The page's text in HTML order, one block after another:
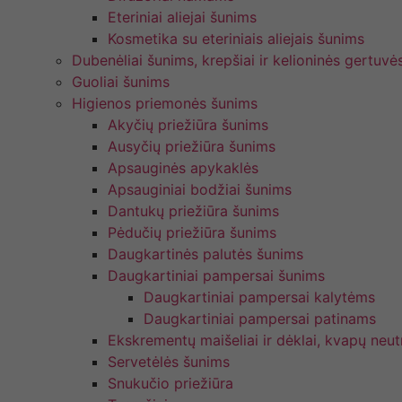
Eteriniai aliejai šunims
Kosmetika su eteriniais aliejais šunims
Dubenėliai šunims, krepšiai ir kelioninės
Guoliai šunims
Higienos priemonės šunims
Akyčių priežiūra šunims
Ausyčių priežiūra šunims
Apsauginės apykaklės
Apsauginiai bodžiai šunims
Dantukų priežiūra šunims
Pėdučių priežiūra šunims
Daugkartinės palutės šunims
Daugkartiniai pampersai šunims
Daugkartiniai pampersai kalytėms
Daugkartiniai pampersai patinams
Ekskrementų maišeliai ir dėklai, kvapų
Servetėlės šunims
Snukučio priežiūra